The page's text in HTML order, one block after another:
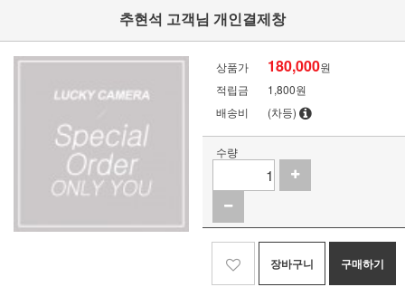
추현석 고객님 개인결제창
상품가 180,000원
적립금
1,800원
배송비
(차등)
수량
장바구니 구매하기